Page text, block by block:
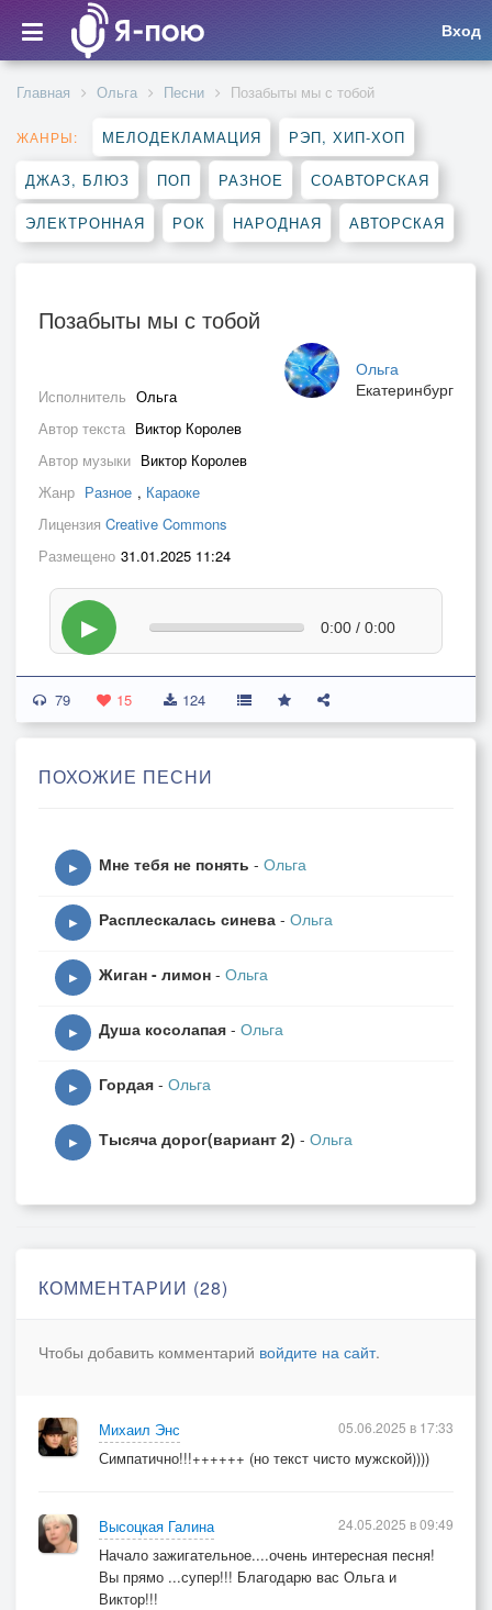
Вход
Главная Ольга Песни Позабыты мы с тобой
ЖАНРЫ: МЕЛОДЕКЛАМАЦИЯ РЭП, ХИП-ХОП
ДЖАЗ, БЛЮЗ ПОП РАЗНОЕ СОАВТОРСКАЯ
ЭЛЕКТРОННАЯ РОК НАРОДНАЯ АВТОРСКАЯ
Позабыты мы с тобой
Ольга
Екатеринбург
Исполнитель Ольга
Автор текста Виктор Королев
Автор музыки Виктор Королев
Жанр Разное , Караоке
Лицензия Creative Commons
Размещено 31.01.2025 11:24
▶ 0:00 / 0:00
79 15 124
ПОХОЖИЕ ПЕСНИ
▶ Мне тебя не понять - Ольга
▶ Расплескалась синева - Ольга
▶ Жиган - лимон - Ольга
▶ Душа косолапая - Ольга
▶ Гордая - Ольга
▶ Тысяча дорог(вариант 2) - Ольга
КОММЕНТАРИИ (28)
Чтобы добавить комментарий войдите на сайт.
Михаил Энс
Симпатично!!!++++++ (но текст чисто мужской))))
05.06.2025 в 17:33
Высоцкая Галина
Начало зажигательное....очень интересная песня!
Вы прямо ...супер!!! Благодарю вас Ольга и
Виктор!!!
24.05.2025 в 09:49